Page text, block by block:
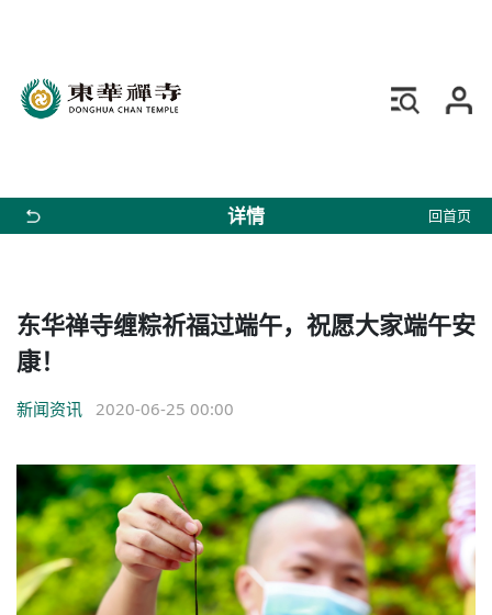
详情 回首页
东华禅寺缠粽祈福过端午，祝愿大家端午安
康！
新闻资讯 2020-06-25 00:00